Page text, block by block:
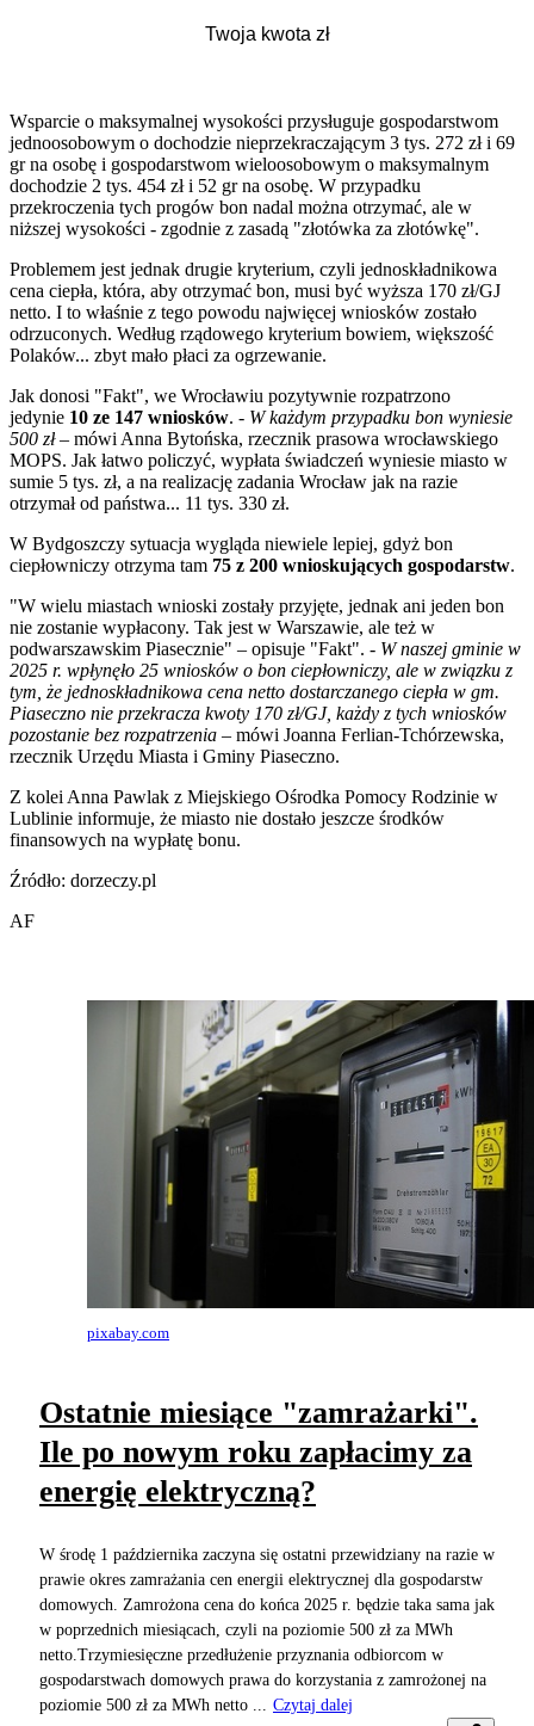
Wsparcie o maksymalnej wysokości przysługuje gospodarstwom
jednoosobowym o dochodzie nieprzekraczającym 3 tys. 272 zł i 69
gr na osobę i gospodarstwom wieloosobowym o maksymalnym
dochodzie 2 tys. 454 zł i 52 gr na osobę. W przypadku
przekroczenia tych progów bon nadal można otrzymać, ale w
niższej wysokości - zgodnie z zasadą "złotówka za złotówkę".
Problemem jest jednak drugie kryterium, czyli jednoskładnikowa
cena ciepła, która, aby otrzymać bon, musi być wyższa 170 zł/GJ
netto. I to właśnie z tego powodu najwięcej wniosków zostało
odrzuconych. Według rządowego kryterium bowiem, większość
Polaków... zbyt mało płaci za ogrzewanie.
Jak donosi "Fakt", we Wrocławiu pozytywnie rozpatrzono
jedynie 10 ze 147 wniosków. - W każdym przypadku bon wyniesie
500 zł– mówi Anna Bytońska, rzecznik prasowa wrocławskiego
MOPS. Jak łatwo policzyć, wypłata świadczeń wyniesie miasto w
sumie 5 tys. zł, a na realizację zadania Wrocław jak na razie
otrzymał od państwa... 11 tys. 330 zł.
W Bydgoszczy sytuacja wygląda niewiele lepiej, gdyż bon
ciepłowniczy otrzyma tam 75 z 200 wnioskujących gospodarstw.
"W wielu miastach wnioski zostały przyjęte, jednak ani jeden bon
nie zostanie wypłacony. Tak jest w Warszawie, ale też w
podwarszawskim Piasecznie" – opisuje "Fakt". - W naszej gminie w
2025 r. wpłynęło 25 wniosków o bon ciepłowniczy, ale w związku z
tym, że jednoskładnikowa cena netto dostarczanego ciepła w gm.
Piaseczno nie przekracza kwoty 170 zł/GJ, każdy z tych wniosków
pozostanie bez rozpatrzenia – mówi Joanna Ferlian-Tchórzewska,
rzecznik Urzędu Miasta i Gminy Piaseczno.
Z kolei Anna Pawlak z Miejskiego Ośrodka Pomocy Rodzinie w
Lublinie informuje, że miasto nie dostało jeszcze środków
finansowych na wypłatę bonu.
Źródło: dorzeczy.pl
AF
pixabay.com
Ostatnie miesiące "zamrażarki".
Ile po nowym roku zapłacimy za
energię elektryczną?
W środę 1 października zaczyna się ostatni przewidziany na razie w
prawie okres zamrażania cen energii elektrycznej dla gospodarstw
domowych. Zamrożona cena do końca 2025 r. będzie taka sama jak
w poprzednich miesiącach, czyli na poziomie 500 zł za MWh
netto.Trzymiesięczne przedłużenie przyznania odbiorcom w
gospodarstwach domowych prawa do korzystania z zamrożonej na
poziomie 500 zł za MWh netto ...
Czytaj dalej